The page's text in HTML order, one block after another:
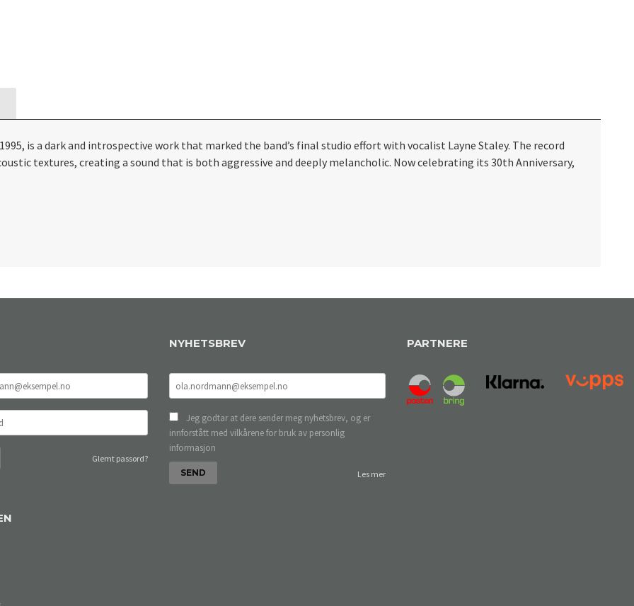
is a dark and introspective work that marked the band’s final studio effort with vocalist Layne Staley. The record
textures, creating a sound that is both aggressive and deeply melancholic. Now celebrating its 30th Anniversary,
Glemt passord?
NYHETSBREV
Jeg godtar at dere sender meg nyhetsbrev, og er
innforstått med vilkårene for bruk av personlig
informasjon
Les mer
PARTNERE